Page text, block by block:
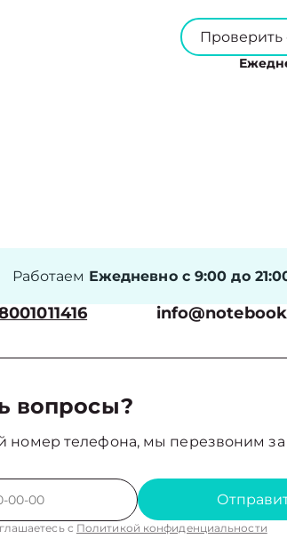
Проверить
Работаем Ежедневно с 9:00 до
вопросы?
номер телефона, мы перезвоним за
с Политикой конфиденциальности